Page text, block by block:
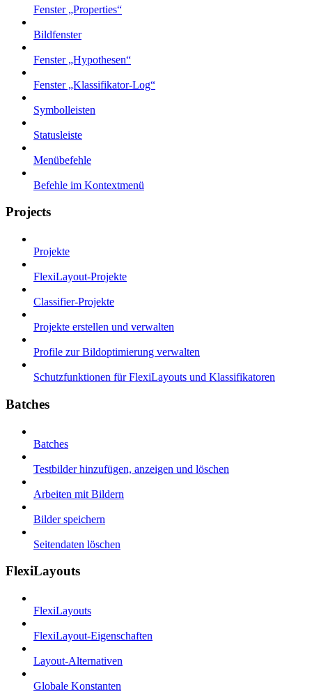
Fenster „Properties“
Bildfenster
Fenster „Hypothesen“
Fenster „Klassifikator-Log“
Symbolleisten
Statusleiste
Menübefehle
Befehle im Kontextmenü
Projects
Projekte
FlexiLayout-Projekte
Classifier-Projekte
Projekte erstellen und verwalten
Profile zur Bildoptimierung verwalten
Schutzfunktionen für FlexiLayouts und Klassifikatoren
Batches
Batches
Testbilder hinzufügen, anzeigen und löschen
Arbeiten mit Bildern
Bilder speichern
Seitendaten löschen
FlexiLayouts
FlexiLayouts
FlexiLayout-Eigenschaften
Layout-Alternativen
Globale Konstanten